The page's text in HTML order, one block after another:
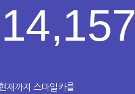
14,157
재까지 스마일카를